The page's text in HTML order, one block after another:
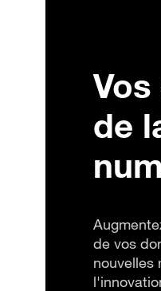
de
de vos
nouvelles